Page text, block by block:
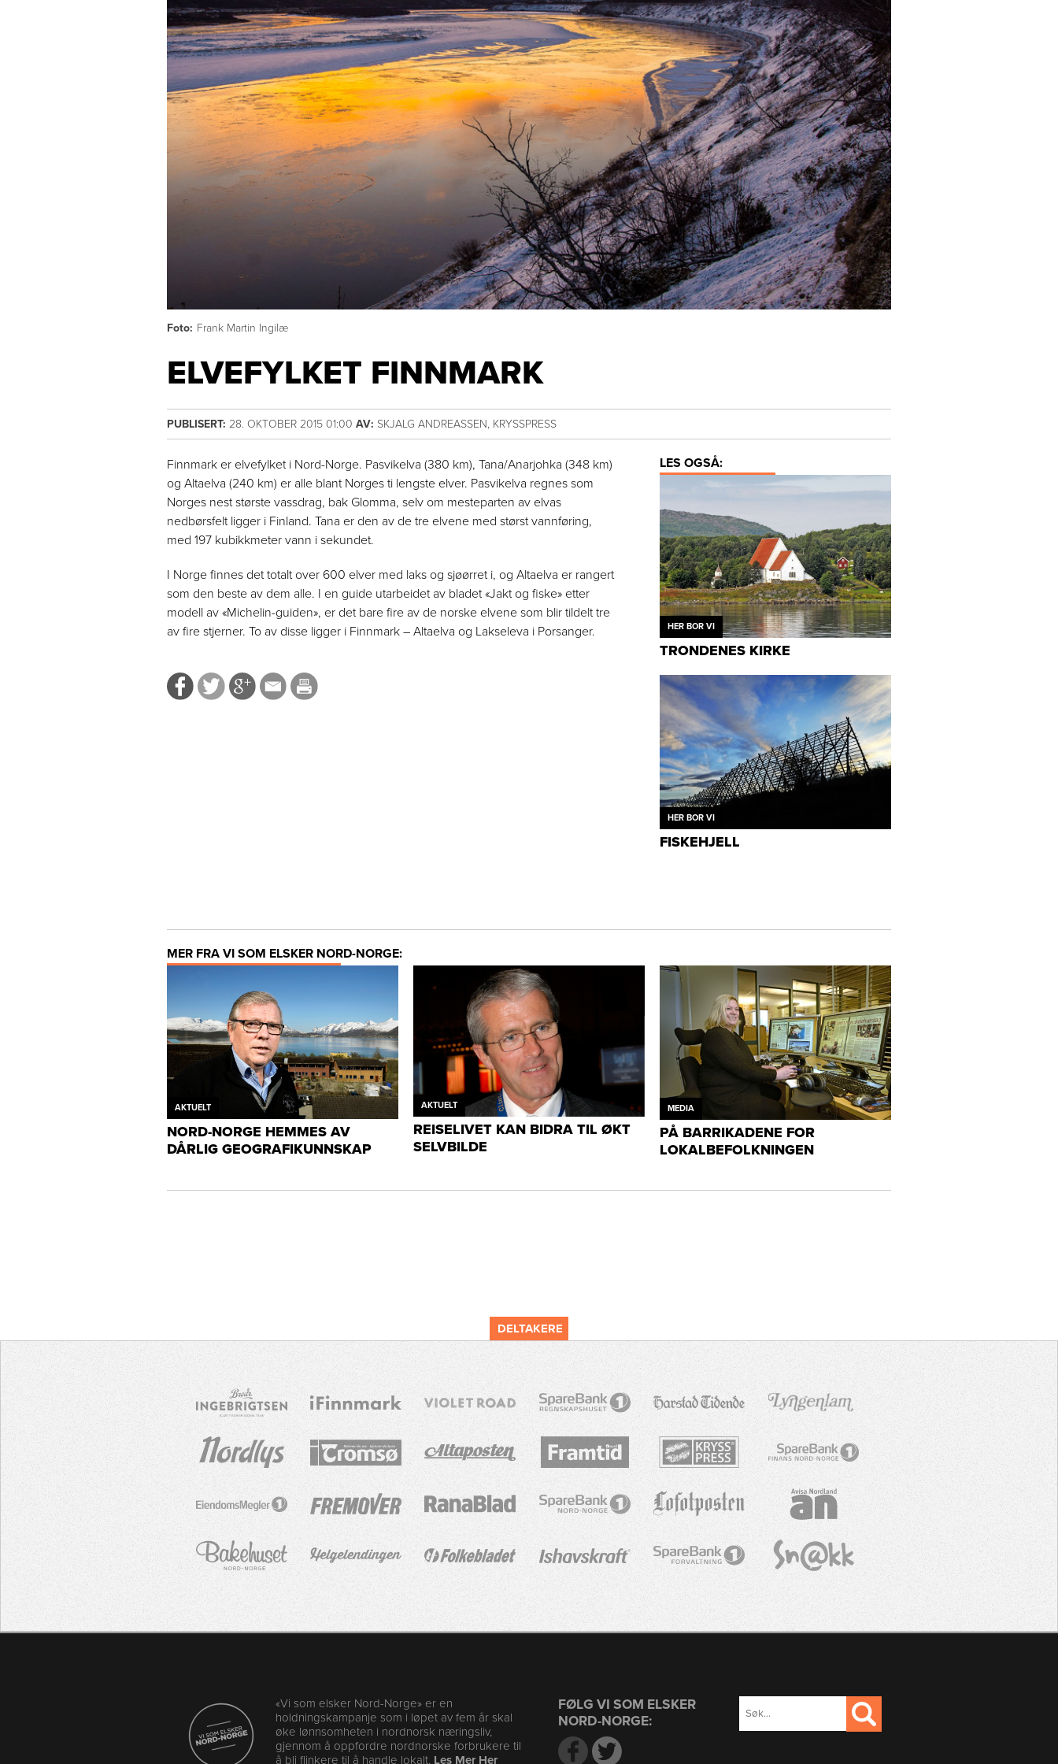
Foto: Frank Martin Ingilæ
ELVEFYLKET FINNMARK
PUBLISERT: 28. OKTOBER 2015 01:00 AV: SKJALG ANDREASSEN, KRYSSPRESS
Finnmark er elvefylket i Nord-Norge. Pasvikelva (380 km), Tana/Anarjohka (348 km)
og Altaelva (240 km) er alle blant Norges ti lengste elver. Pasvikelva regnes som
Norges nest største vassdrag, bak Glomma, selv om mesteparten av elvas
nedbørsfelt ligger i Finland. Tana er den av de tre elvene med størst vannføring,
med 197 kubikkmeter vann i sekundet.
I Norge finnes det totalt over 600 elver med laks og sjøørret i, og Altaelva er rangert
som den beste av dem alle. I en guide utarbeidet av bladet «Jakt og fiske» etter
modell av «Michelin-guiden», er det bare fire av de norske elvene som blir tildelt tre
av fire stjerner. To av disse ligger i Finnmark – Altaelva og Lakseleva i Porsanger.
LES OGSÅ:
HER BOR VI
TRONDENES KIRKE
HER BOR VI
FISKEHJELL
MER FRA VI SOM ELSKER NORD-NORGE:
AKTUELT
NORD-NORGE HEMMES AV
DÅRLIG GEOGRAFIKUNNSKAP
AKTUELT
REISELIVET KAN BIDRA TIL ØKT
SELVBILDE
MEDIA
PÅ BARRIKADENE FOR
LOKALBEFOLKNINGEN
DELTAKERE
«Vi som elsker Nord-Norge» er en
holdningskampanje som i løpet av fem år skal
øke lønnsomheten i nordnorsk næringsliv,
gjennom å oppfordre nordnorske forbrukere til
å bli flinkere til å handle lokalt. Les Mer Her
FØLG VI SOM ELSKER
NORD-NORGE: